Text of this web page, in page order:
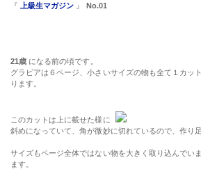
『
上級生マガジン 』 No.01
21歳 になる前の頃です。
グラビアは６ページ、小さいサイズの物も全て１カッ
ります。
このカットは上に載せた様に
斜めになっていて、角が微妙に切れているので、作り
サイズもページ全体ではない物を大きく取り込んでい
ます。